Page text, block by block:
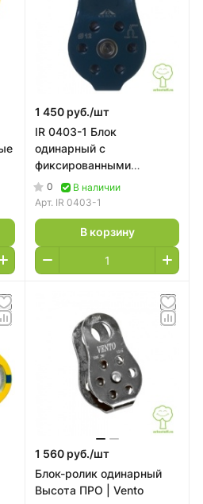
1 450 руб./шт
IR 0403-1 Блок
одинарный с
фиксированными
щечками с подшипником
| Ice Rock
0
В наличии
Арт. IR 0403-1
В корзину
1 560 руб./шт
Блок-ролик одинарный
Высота ПРО | Vento